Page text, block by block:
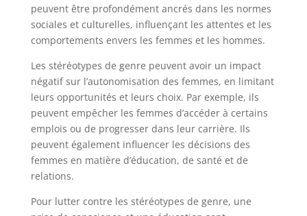
peuvent être profondément ancrés dans les normes
sociales et culturelles, influençant les attentes et les
comportements envers les femmes et les hommes.
Les stéréotypes de genre peuvent avoir un impact
négatif sur l’autonomisation des femmes, en limitant
leurs opportunités et leurs choix. Par exemple, ils
peuvent empêcher les femmes d’accéder à certains
emplois ou de progresser dans leur carrière. Ils
peuvent également influencer les décisions des
femmes en matière d’éducation, de santé et de
relations.
Pour lutter contre les stéréotypes de genre, une